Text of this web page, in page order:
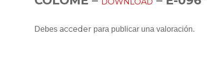
Debes acceder para publicar una valoración.